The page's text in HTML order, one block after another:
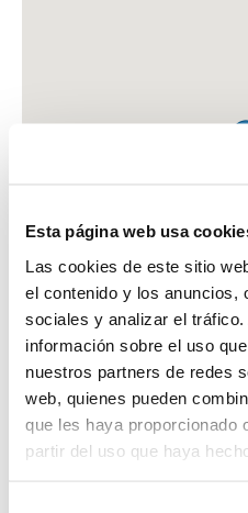
Esta página web usa
Las cookies de este sitio
el contenido y los anuncios,
sociales y analizar el
información sobre el uso
nuestros partners de redes
web, quienes pueden
que les haya proporcionado
partir del uso que haya
FARMACIA BROGGI
PJE. D'ARRIASSA, 7